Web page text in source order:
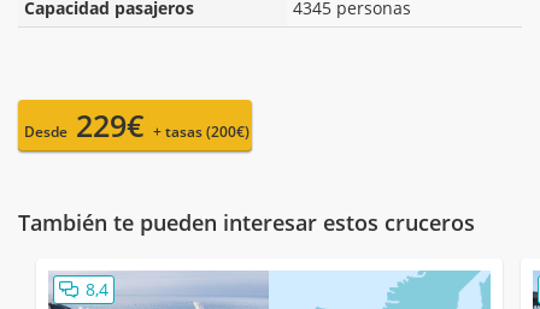
Capacidad pasajeros 4345 personas
Desde 229€ + tasas (200€)
También te pueden interesar estos cruceros
8,4